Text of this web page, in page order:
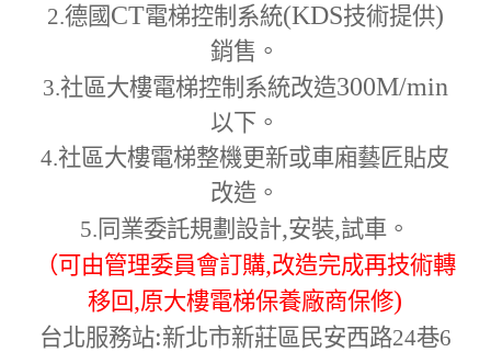
2.德國 CT電梯控制系統(KDS技術提供)
銷售。
3.社區大樓電梯控制系統改造300M/min
以下。
4.社區大樓電梯整機更新或車廂藝匠貼皮
改造。
5. 同業委託規劃設計,安裝,試車。
（可由管理委員會訂購,改造完成再技術轉
移回,原大樓電梯保養廠商保修)
台北服務站:新北市新莊區民安西路24巷6